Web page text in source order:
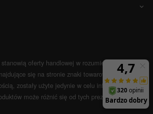

oferty handlowej w rozumieniu Art.66 par.1
się na stronie znaki towarowe i nazwy firm
zostały użyte jedynie w celu informacyjnym.
może różnić się od tych prezentowanych na